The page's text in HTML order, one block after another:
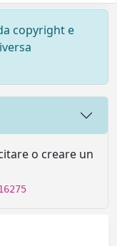
copyright e
o creare un